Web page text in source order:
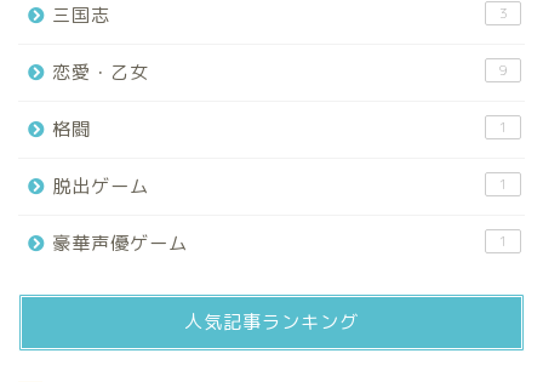
三国志 3
恋愛・乙女 9
格闘 1
脱出ゲーム 1
豪華声優ゲーム 1
人気記事ランキング